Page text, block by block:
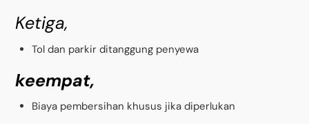
Ketiga,
Tol dan parkir ditanggung penyewa
keempat,
Biaya pembersihan khusus jika diperlukan